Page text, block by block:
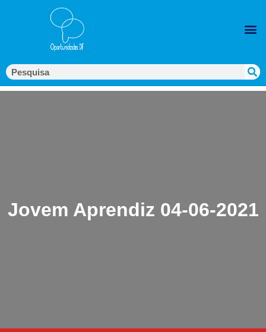
Jovem Aprendiz 04-06-2021